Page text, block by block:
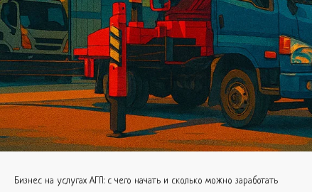
Бизнес на услугах АГП: с чего начать и сколько можно заработать